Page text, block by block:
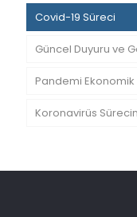
Covid-19 Süreci
Güncel Duyuru ve
Pandemi
Koronavirüs